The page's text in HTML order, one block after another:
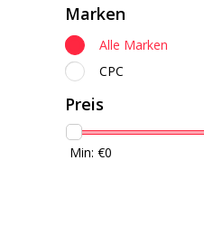
Marken
Alle Marken
CPC
Preis
Min: €0